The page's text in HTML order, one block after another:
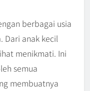
berbagai usia
Dari anak kecil
menikmati. Ini
semua
membuatnya